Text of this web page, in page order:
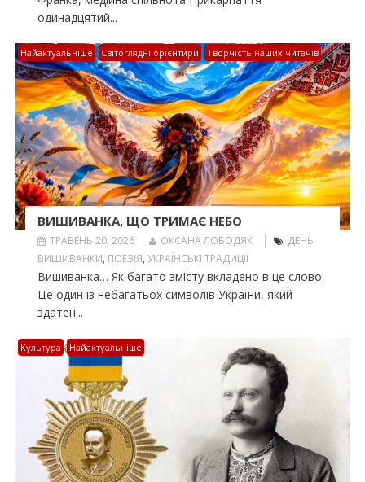
одинадцятий...
Найактуальніше Світоглядні орієнтири Творчість наших читачів
ВИШИВАНКА, ЩО ТРИМАЄ НЕБО
ТРАВЕНЬ 20, 2026 ОКСАНА ЛОБОДЯК
ДЕНЬ
ВИШИВАНКИ, ПОЕЗІЯ, УКРАЇНСЬКІ ТРАДИЦІЇ
Вишиванка… Як багато змісту вкладено в це слово.
Це один із небагатьох символів України, який
здатен...
Культура Найактуальніше